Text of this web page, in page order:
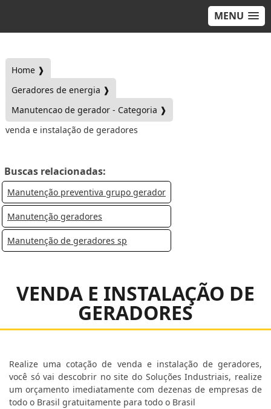
MENU
Home ❱
Geradores de energia ❱
Manutencao de gerador - Categoria ❱
venda e instalação de geradores
Buscas relacionadas:
Manutenção preventiva grupo gerador
Manutenção geradores
Manutenção de geradores sp
VENDA E INSTALAÇÃO DE
GERADORES
Realize uma cotação de venda e instalação de geradores,
você só vai descobrir no site do Soluções Industriais, realize
um orçamento imediatamente com dezenas de empresas de
todo o Brasil gratuitamente para todo o Brasil